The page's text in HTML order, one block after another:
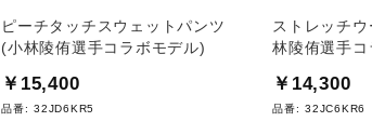
ピーチタッチスウェットパンツ
(小林陵侑選手コラボモデル)
￥15,400
品番: 32JD6KR5
ストレッチ
林陵侑選手
￥14,300
品番: 32JC6KR6